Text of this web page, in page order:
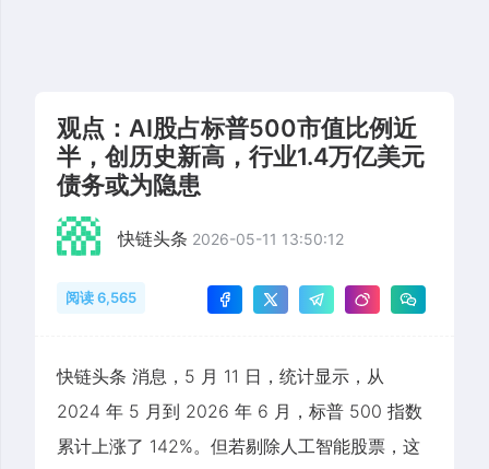
观点：AI股占标普500市值比例近
半，创历史新高，行业1.4万亿美元
债务或为隐患
快链头条 2026-05-11 13:50:12
阅读 6,565
快链头条 消息，5 月 11 日，统计显示，从
2024 年 5 月到 2026 年 6 月，标普 500 指数
累计上涨了 142%。但若剔除人工智能股票，这